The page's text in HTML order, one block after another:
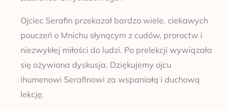
Ojciec Serafin przekazał bardzo wiele, ciekawych
pouczeń o Mnichu słynącym z cudów, proroctw i
niezwykłej miłości do ludzi. Po prelekcji wywiązała
się ożywiona dyskusja. Dziękujemy ojcu
ihumenowi Serafinowi za wspaniałą i duchową
lekcję.